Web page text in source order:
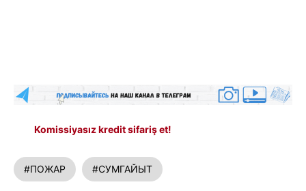
Komissiyasız kredit sifariş et!
#ПОЖАР #СУМГАЙЫТ